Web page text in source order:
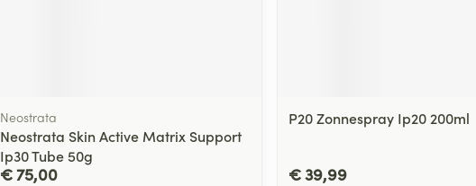
Neostrata
Neostrata Skin Active Matrix Support
Ip30 Tube 50g
€ 75,00
P20 Zonnespray Ip20 200ml
€ 39,99